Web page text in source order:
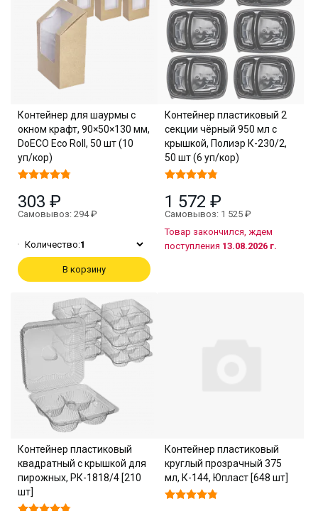
Контейнер для шаурмы с
окном крафт, 90×50×130 мм,
DoECO Eco Roll, 50 шт (10
уп/кор)
303 ₽
Самовывоз: 294 ₽
Количество:1
В корзину
Контейнер пластиковый 2
секции чёрный 950 мл с
крышкой, Полиэр К-230/2,
50 шт (6 уп/кор)
1 572 ₽
Самовывоз: 1 525 ₽
Товар закончился, ждем
поступления 13.08.2026 г.
Контейнер пластиковый
квадратный с крышкой для
пирожных, РК-1818/4 [210
шт]
Контейнер пластиковый
круглый прозрачный 375
мл, К-144, Юпласт [648 шт]